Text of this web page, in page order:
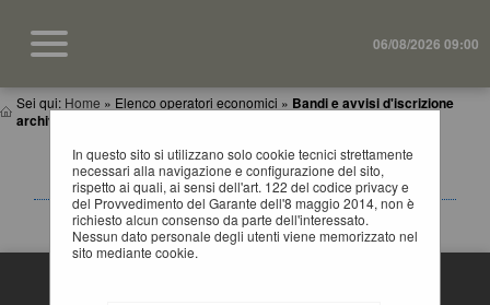
06/08/2026 09:00
Sei qui: Home » Elenco operatori economici » Bandi e avvisi d'iscrizione
archiviati
In questo sito si utilizzano solo cookie tecnici strettamente
necessari alla navigazione e configurazione del sito,
rispetto ai quali, ai sensi dell'art. 122 del codice privacy e
del Provvedimento del Garante dell'8 maggio 2014, non è
richiesto alcun consenso da parte dell'interessato.
Nessun dato personale degli utenti viene memorizzato nel
sito mediante cookie.
BANDI E AVVISI D'ISCRIZIONE ARCHIVIATI PER
ELENCHI OPERATORI ECONOMICI
La ricerca ha restituito 0 risultati.